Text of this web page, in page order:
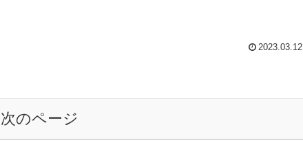
2023.03.12
次のページ